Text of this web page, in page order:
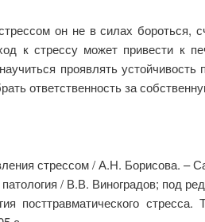
он не в силах бороться,
к стрессу может привести к
проявлять
ответственность за
стрессом / А.Н. Борисова. –
/ В.В. Виноградов; под
посттравматического